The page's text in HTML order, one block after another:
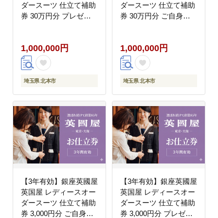
ダースーツ 仕立て補助
券 30万円分 プレゼン
1,000,000円
埼玉県 北本市
ダースーツ 仕立て補助
券 30万円分 ご自身用
1,000,000円
埼玉県 北本市
【3年有効】銀座英國屋
英国屋 レディースオー
ダースーツ 仕立て補助
券 3,000円分 ご自身用
【3年有効】銀座英國屋
英国屋 レディースオー
ダースーツ 仕立て補助
券 3,000円分 プレゼン